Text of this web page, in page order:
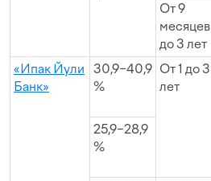
От 9
месяцев
до 3 лет
«Ипак Йули
Банк»
30,9−40,9
%
От 1 до 3
лет
25,9−28,9
%